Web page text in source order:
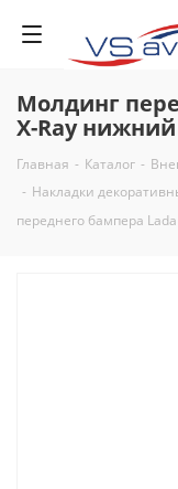
Молдинг
X-Ray
Главная - Каталог -
- Накладки
переднего бампера